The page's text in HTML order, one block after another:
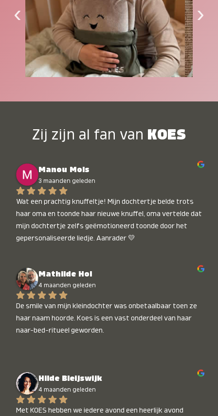
‹ ›
Zij zijn al fan van KOES
Manou Mols
3 maanden geleden
Wat een prachtig knuffeltje! Mijn dochtertje belde trots
haar oma en toonde haar nieuwe knuffel, oma vertelde dat
mijn dochtertje zelfs geëmotioneerd toonde door het
gepersonaliseerde liedje. Aanrader 💛
Mathilde Hol
4 maanden geleden
De smile van mijn kleindochter was onbetaalbaar toen ze
haar naam hoorde. Koes is een vast onderdeel van haar
naar-bed-ritueel geworden.
Hilde Bleijswijk
4 maanden geleden
Met KOES hebben we iedere avond een heerlijk avond